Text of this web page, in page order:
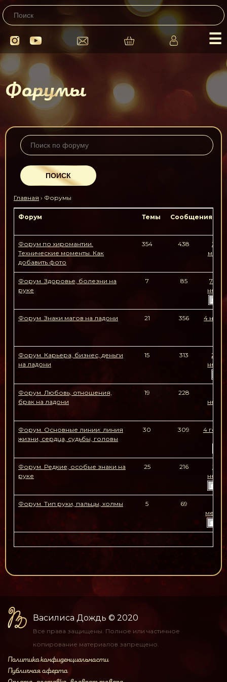
☰
Форумы
Главная › Форумы
Форум Темы Сообщения
Форум по хиромантии.
Технические моменты. Как
добавить фото
354 438
20
Форум. Здоровье, болезни на
руке
7 85
7
Форум. Знаки магов на ладони 21 356
4
Форум. Карьера, бизнес, деньги
на ладони
15 313
2
Форум. Любовь, отношения,
брак на ладони
19 228
1
Форум. Основные линии: линия
жизни, сердца, судьбы, головы
30 309
4
Форум. Редкие, особые знаки на
руке
25 216
2
Форум. Тип руки, пальцы, холмы 5 69
Василиса Дождь © 2020
Все права защищены. Полное или частичное
копирование материалов запрещено.
Политика конфиденциальности
Публичная оферта